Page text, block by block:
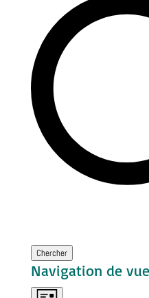
Chercher
Navigation de